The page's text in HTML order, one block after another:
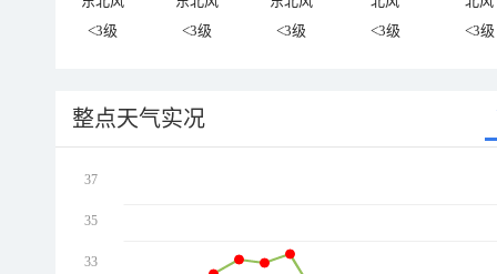
<3级
<3级 <3级 <3级 <3级
整点天气实况
37
35
33